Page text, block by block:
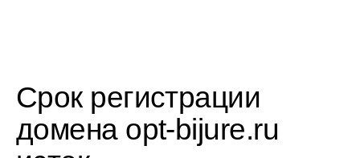
Срок регистрации
домена opt-bijure.ru